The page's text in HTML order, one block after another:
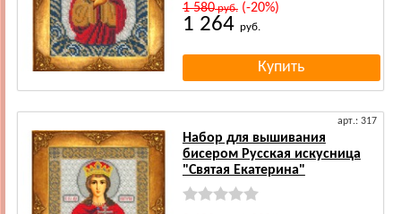
1 580руб.(-20%)
1 264 руб.
арт.: 317
Набор для вышивания
бисером Русская искусница
"Святая Екатерина"